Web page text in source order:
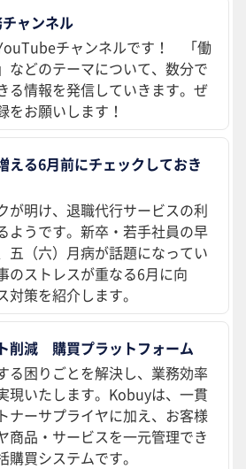
ャンネル
チャンネルです！ 「働
などのテーマについて、数分で
る情報を発信していきます。ぜ
をお願いします！
える6月前にチェックしておき
が明け、退職代行サービスの利
ようです。新卒・若手社員の早
五（六）月病が話題になってい
のストレスが重なる6月に向
策を紹介します。
削減 購買プラットフォーム
る困りごとを解決し、業務効率
現いたします。Kobuyは、一貫
ナーサプライヤに加え、お客様
商品・サービスを一元管理でき
買システムです。